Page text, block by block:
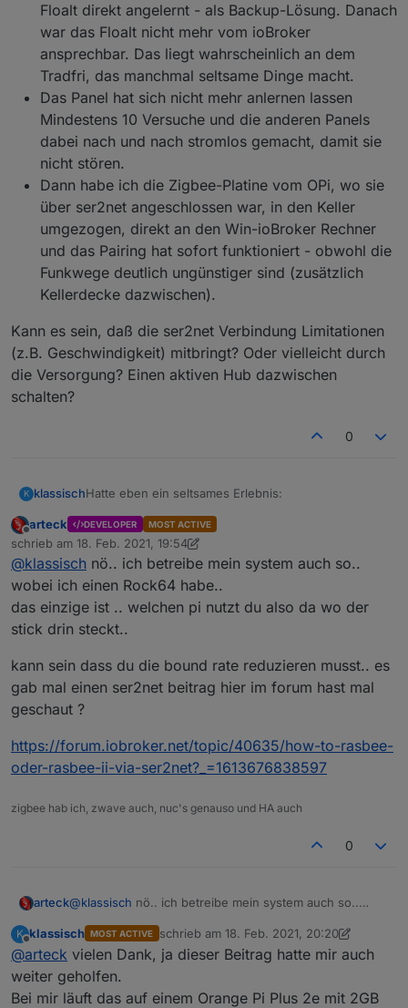
Verfügbarkeit: oft im eigenen Bestand.
Ansonsten Baumarkt, amazon, Elektrohandel-
und Versand
auch Edelqualitäten erhältlich: Obo, Hager-
Tehalit
Ein paar Sägeschnitte, Feilenstriche und Plätten mit
Heißluftpistole später:
Gut genug für die finstere Stelle, wo das Ding hin
Floalt direkt angelernt - als Backup-Lösung. Danach
war das Floalt nicht mehr vom ioBroker
ansprechbar. Das liegt wahrscheinlich an dem
Tradfri, das manchmal seltsame Dinge macht.
Das Panel hat sich nicht mehr anlernen lassen
Mindestens 10 Versuche und die anderen Panels
dabei nach und nach stromlos gemacht, damit sie
nicht stören.
Dann habe ich die Zigbee-Platine vom OPi, wo sie
über ser2net angeschlossen war, in den Keller
umgezogen, direkt an den Win-ioBroker Rechner
und das Pairing hat sofort funktioniert - obwohl die
Funkwege deutlich ungünstiger sind (zusätzlich
Kellerdecke dazwischen).
Kann es sein, daß die ser2net Verbindung Limitationen
(z.B. Geschwindigkeit) mitbringt? Oder vielleicht durch
die Versorgung? Einen aktiven Hub dazwischen
schalten?
0
K klassischHatte eben ein seltsames Erlebnis:
Habe eine (runde) tradfri-Fernbedienung an ein
Floalt direkt angelernt - als Backup-Lösung.
Danach war das Floalt nicht mehr vom ioBroker
ansprechbar. Das liegt wahrscheinlich an dem
Das Panel hat sich nicht mehr anlernen lassen
Mindestens 10 Versuche und die anderen
damit sie nicht stören.
Dann habe ich die Zigbee-Platine vom OPi, wo
sie über ser2net angeschlossen war, in den
obwohl die Funkwege deutlich ungünstiger sind
(zusätzlich Kellerdecke dazwischen).
Kann es sein, daß die ser2net Verbindung
Limitationen (z.B. Geschwindigkeit) mitbringt? Oder
vielleicht durch die Versorgung? Einen aktiven Hub
Offline
arteck DEVELOPER MOST ACTIVE
schrieb am 18. Feb. 2021, 19:54
zuletzt editiert von arteck
@klassisch nö.. ich betreibe mein system auch so..
wobei ich einen Rock64 habe..
das einzige ist .. welchen pi nutzt du also da wo der
stick drin steckt..
kann sein dass du die bound rate reduzieren musst.. es
gab mal einen ser2net beitrag hier im forum hast mal
geschaut ?
https://forum.iobroker.net/topic/40635/how-to-rasbee-
oder-rasbee-ii-via-ser2net?_=1613676838597
zigbee hab ich, zwave auch, nuc's genauso und HA auch
0
arteck@klassisch nö.. ich betreibe mein system auch so..
das einzige ist .. welchen pi nutzt du also da wo der
stick drin steckt..
kann sein dass du die bound rate reduzieren musst.. es
gab mal einen ser2net beitrag hier im forum hast mal
geschaut ?
https://forum.iobroker.net/topic/40635/how-to-rasbee-
oder-rasbee-ii-via-ser2net?_=1613676838597
K
Offline
klassisch MOST ACTIVE schrieb am 18. Feb. 2021, 20:20
zuletzt editiert von klassisch
@arteck vielen Dank, ja dieser Beitrag hatte mir auch
weiter geholfen.
Bei mir läuft das auf einem Orange Pi Plus 2e mit 2GB